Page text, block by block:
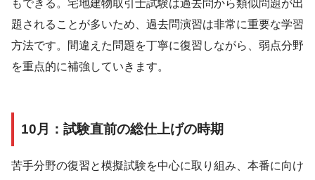
もできる。宅地建物取引士試験は過去問から類似問題が出
題されることが多いため、過去問演習は非常に重要な学習
方法です。間違えた問題を丁寧に復習しながら、弱点分野
を重点的に補強していきます。
10月：試験直前の総仕上げの時期
苦手分野の復習と模擬試験を中心に取り組み、本番に向け